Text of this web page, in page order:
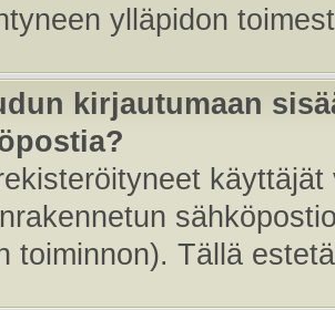
ylläpidon
kirjautumaan
toiminnon). Tällä